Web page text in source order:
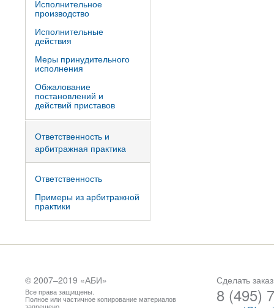
Исполнительное
производство
Исполнительные
действия
Меры принудительного
исполнения
Обжалование
постановлений и
действий приставов
Ответственность и
арбитражная практика
Ответственность
Примеры из арбитражной
практики
© 2007–2019 «АБИ»
Все права защищены.
Полное или частичное копирование материалов
Сделать
8 (495)